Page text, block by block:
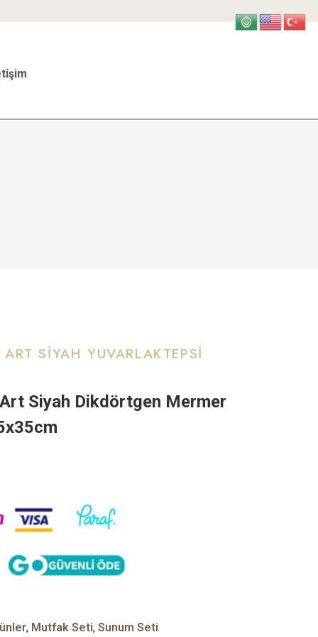
SIYAH YUVARLAKTEPSI
Siyah Dikdörtgen Mermer
, Mutfak Seti, Sunum Seti